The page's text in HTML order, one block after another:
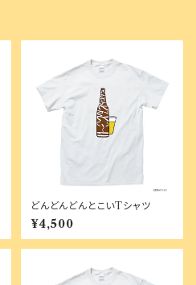
どんどんどんとこいTシャツ
¥4,500